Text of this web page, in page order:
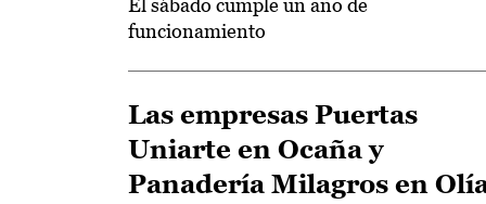
El sábado cumple un año de
funcionamiento
Las empresas Puertas
Uniarte en Ocaña y
Panadería Milagros en